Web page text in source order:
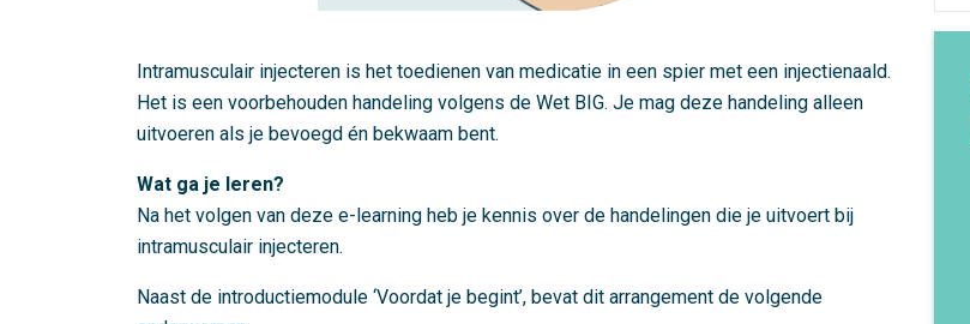
Intramusculair injecteren is het toedienen van medicatie in een spier met een injectienaald.
Het is een voorbehouden handeling volgens de Wet BIG. Je mag deze handeling alleen
uitvoeren als je bevoegd én bekwaam bent.
Wat ga je leren?
Na het volgen van deze e-learning heb je kennis over de handelingen die je uitvoert bij
intramusculair injecteren.
Naast de introductiemodule ‘Voordat je begint’, bevat dit arrangement de volgende